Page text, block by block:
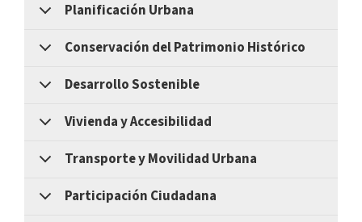
Planificación Urbana
Conservación del Patrimonio Histórico
Desarrollo Sostenible
Vivienda y Accesibilidad
Transporte y Movilidad Urbana
Participación Ciudadana